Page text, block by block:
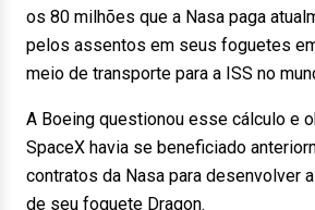
os 80 milhões que a Nasa paga
pelos assentos em seus foguetes
meio de transporte para a ISS no
A Boeing questionou esse cálculo e
SpaceX havia se beneficiado
contratos da Nasa para desenvolver
de seu foguete Dragon.